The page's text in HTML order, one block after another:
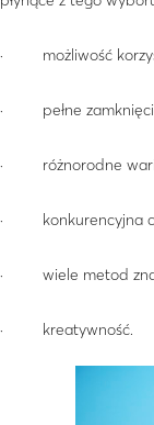
· możliwość
· pełne
· różnorodne
· konkurencyjna
· wiele metod
· kreatywność.